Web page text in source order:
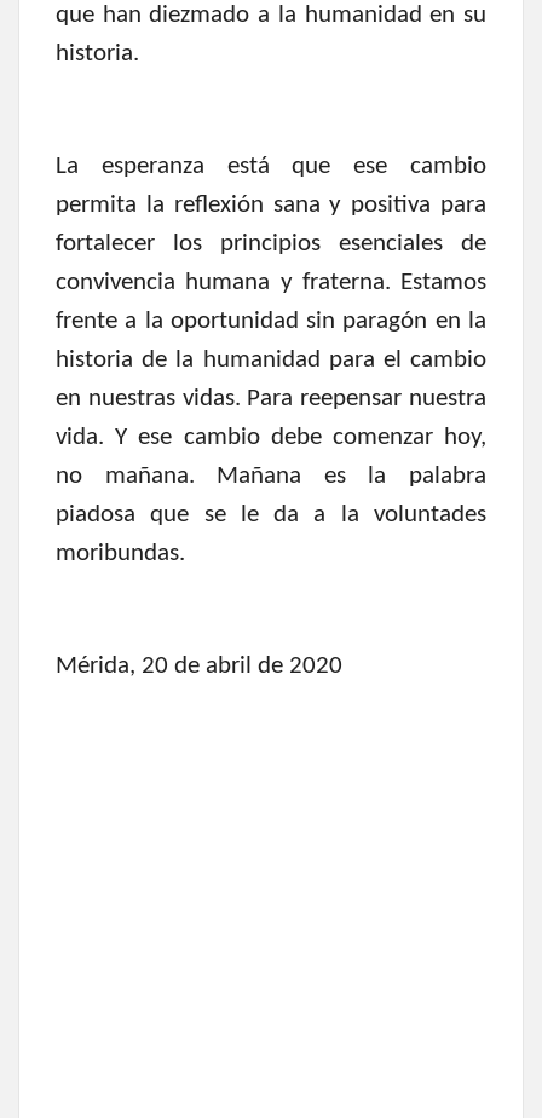
que han diezmado a la humanidad en su
historia.
La esperanza está que ese cambio
permita la reflexión sana y positiva para
fortalecer los principios esenciales de
convivencia humana y fraterna. Estamos
frente a la oportunidad sin paragón en la
historia de la humanidad para el cambio
en nuestras vidas. Para reepensar nuestra
vida. Y ese cambio debe comenzar hoy,
no mañana. Mañana es la palabra
piadosa que se le da a la voluntades
moribundas.
Mérida, 20 de abril de 2020